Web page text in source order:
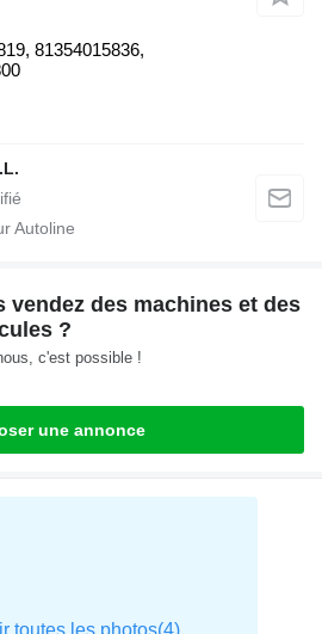
81354015836,
Autoline
vendez des machines et des
?
c'est possible !
une annonce